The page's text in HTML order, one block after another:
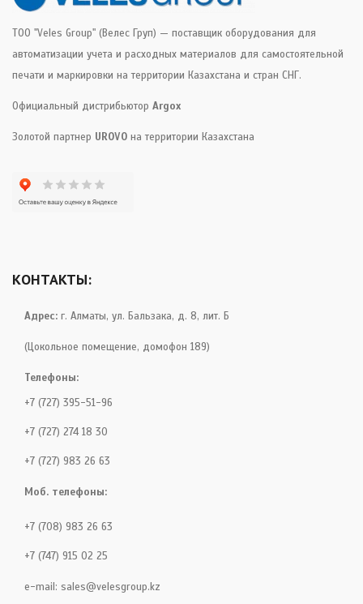
ТОО "Veles Group" (Велес Груп) — поставщик оборудования для
автоматизации учета и расходных материалов для самостоятельной
печати и маркировки на территории Казахстана и стран СНГ.
Официальный дистрибьютор Argox
Золотой партнер UROVO на территории Казахстана
КОНТАКТЫ:
Адрес: г. Алматы, ул. Бальзака, д. 8, лит. Б
(Цокольное помещение, домофон 189)
Телефоны:
+7 (727) 395-51-96
+7 (727) 274 18 30
+7 (727) 983 26 63
Моб. телефоны:
+7 (708) 983 26 63
+7 (747) 915 02 25
e-mail: sales@velesgroup.kz